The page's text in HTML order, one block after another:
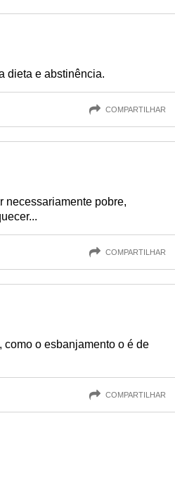
dieta e abstinência.
COMPARTILHAR
necessariamente pobre,
COMPARTILHAR
o esbanjamento o é de
COMPARTILHAR